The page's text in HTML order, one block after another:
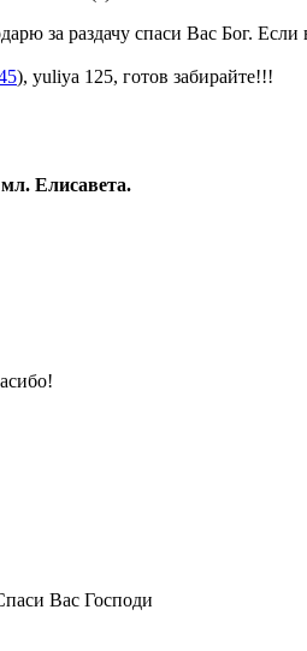
за раздачу спаси Вас Бог.
), yuliya 125, готов забирайте!!!
Елисавета.
Вас Господи